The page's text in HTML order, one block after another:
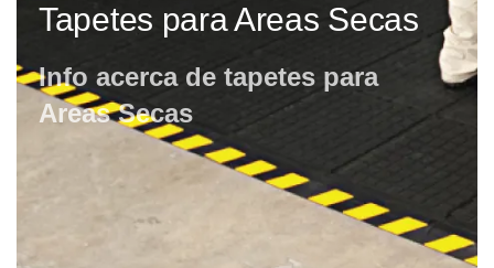
Tapetes para Areas Secas
Info acerca de tapetes para
Areas Secas